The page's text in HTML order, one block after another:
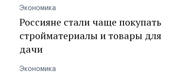
Экономика
Россияне стали чаще покупать
стройматериалы и товары для
дачи
Экономика